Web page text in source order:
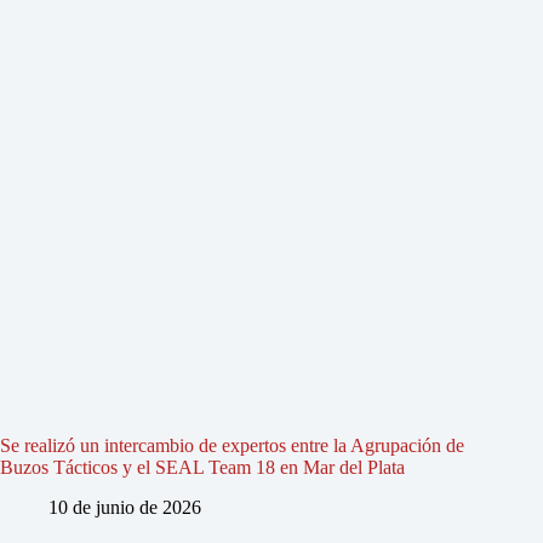
Se realizó un intercambio de expertos entre la Agrupación de
Buzos Tácticos y el SEAL Team 18 en Mar del Plata
10 de junio de 2026